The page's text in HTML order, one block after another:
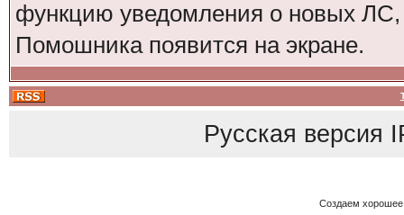
функцию уведомления о новых ЛС,
Помошника появится на экране.
Русская версия
Создаем